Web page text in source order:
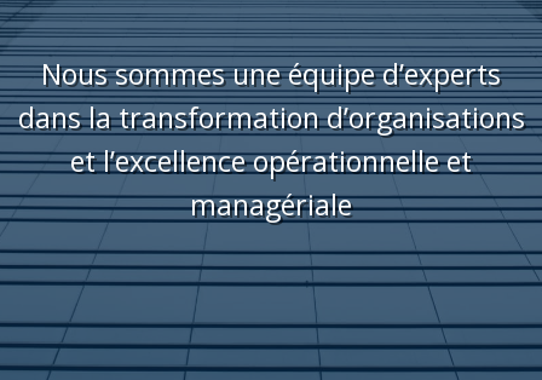
Nous sommes une équipe d’experts
dans la transformation d’organisations
et l’excellence opérationnelle et
managériale